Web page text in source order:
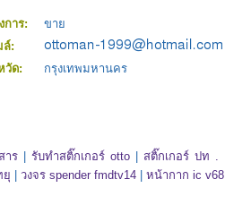
การ:
ขาย
ล์:
วัด:
กรุงเทพมหานคร
าร รับทําสติ๊กเกอร์ otto สติ๊กเกอร์ ปท .
ยุ วงจร spender fmdtv14 หน้ากาก ic v68